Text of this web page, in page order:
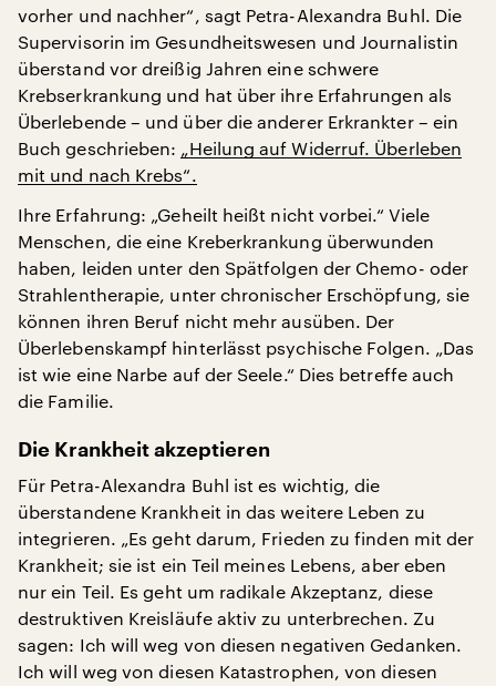
vorher und nachher“, sagt Petra-Alexandra Buhl. Die
Supervisorin im Gesundheitswesen und Journalistin
überstand vor dreißig Jahren eine schwere
Krebserkrankung und hat über ihre Erfahrungen als
Überlebende – und über die anderer Erkrankter – ein
Buch geschrieben: „Heilung auf Widerruf. Überleben
mit und nach Krebs“.
Ihre Erfahrung: „Geheilt heißt nicht vorbei.“ Viele
Menschen, die eine Kreberkrankung überwunden
haben, leiden unter den Spätfolgen der Chemo- oder
Strahlentherapie, unter chronischer Erschöpfung, sie
können ihren Beruf nicht mehr ausüben. Der
Überlebenskampf hinterlässt psychische Folgen. „Das
ist wie eine Narbe auf der Seele.“ Dies betreffe auch
die Familie.
Die Krankheit akzeptieren
Für Petra-Alexandra Buhl ist es wichtig, die
überstandene Krankheit in das weitere Leben zu
integrieren. „Es geht darum, Frieden zu finden mit der
Krankheit; sie ist ein Teil meines Lebens, aber eben
nur ein Teil. Es geht um radikale Akzeptanz, diese
destruktiven Kreisläufe aktiv zu unterbrechen. Zu
sagen: Ich will weg von diesen negativen Gedanken.
Ich will weg von diesen Katastrophen, von diesen